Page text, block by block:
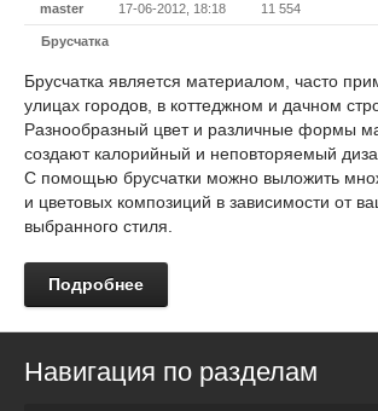
master 17-06-2012, 18:18 11 554
Брусчатка
Брусчатка является материалом, часто
улицах городов, в коттеджном и дачном
Разнообразный цвет и различные формы
создают калорийный и неповторяемый
С помощью брусчатки можно выложить
и цветовых композиций в зависимости от
выбранного стиля.
Подробнее
Навигация по разделам